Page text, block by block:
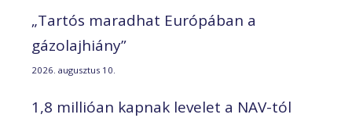
„Tartós maradhat Európában a
gázolajhiány”
2026. augusztus 10.
1,8 millióan kapnak levelet a NAV-tól